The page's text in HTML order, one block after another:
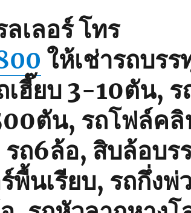
เลอร์โทร
ให้เช่ารถบรร
เฮี๊ยบ 3-10ตัน, ร
ตัน, รถโฟล์ค
ถ6ล้อ, สิบล้อบร
พื้นเรียบ, รถกึ่งพ่